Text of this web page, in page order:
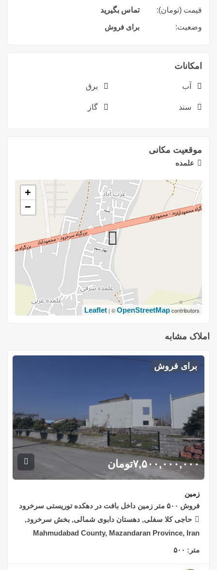
قیمت (تومان): تماس بگیرید
وضعیت: برای فروش
امکانات
آب برق
سند گاز
موقعیت مکانی
علمده
+
−
Leaflet | ©OpenStreetMapcontributors
املاک مشابه
برای فروش
۷,۵۰۰,۰۰۰,۰۰۰تومان
زمین
فروش ۵۰۰ متر زمین داخل بافت در دهکده توریستی سرخرود
حاجی کلا سفلی, دهستان دابوی شمالی, بخش سرخرود,
Mahmudabad County, Mazandaran Province, Iran
متر: ۵۰۰